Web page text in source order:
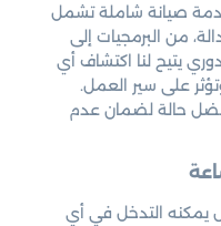
صيانة شاملة تشمل
من البرمجيات إلى
يتيح لنا اكتشاف أي
على سير العمل.
حالة لضمان عدم
التدخل في أي